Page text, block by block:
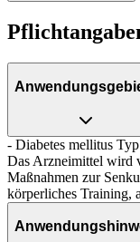
- Diabetes mellitus
Das Arzneimittel wird
Maßnahmen zur
körperliches Training,